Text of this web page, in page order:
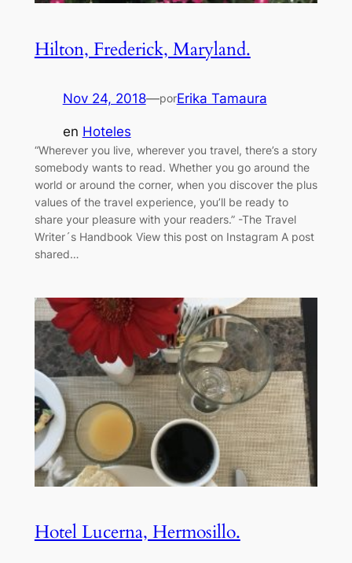
Hilton, Frederick, Maryland.
Nov 24, 2018—porErika Tamaura
en Hoteles
“Wherever you live, wherever you travel, there’s a story
somebody wants to read. Whether you go around the
world or around the corner, when you discover the plus
values of the travel experience, you’ll be ready to
share your pleasure with your readers.” -The Travel
Writer´s Handbook View this post on Instagram A post
shared…
Hotel Lucerna, Hermosillo.